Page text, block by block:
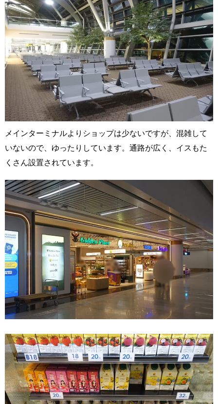
メインターミナルよりショップは少ないですが、混雑して
いないので、ゆったりしています。通路が広く、イスもた
くさん設置されています。